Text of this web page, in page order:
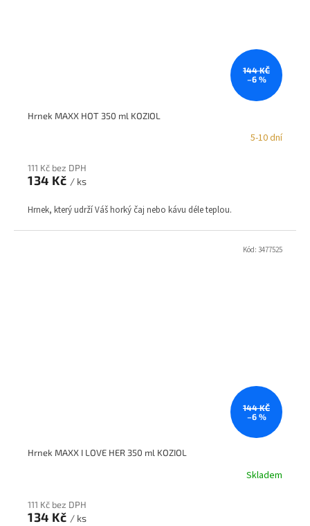
144 KČ
–6 %
Hrnek MAXX HOT 350 ml KOZIOL
5-10 dní
111 Kč bez DPH
134 Kč / ks
Hrnek, který udrží Váš horký čaj nebo kávu déle teplou.
144 KČ
–6 %
Hrnek MAXX I LOVE HER 350 ml KOZIOL
Skladem
111 Kč bez DPH
134 Kč / ks
Kód: 3477525